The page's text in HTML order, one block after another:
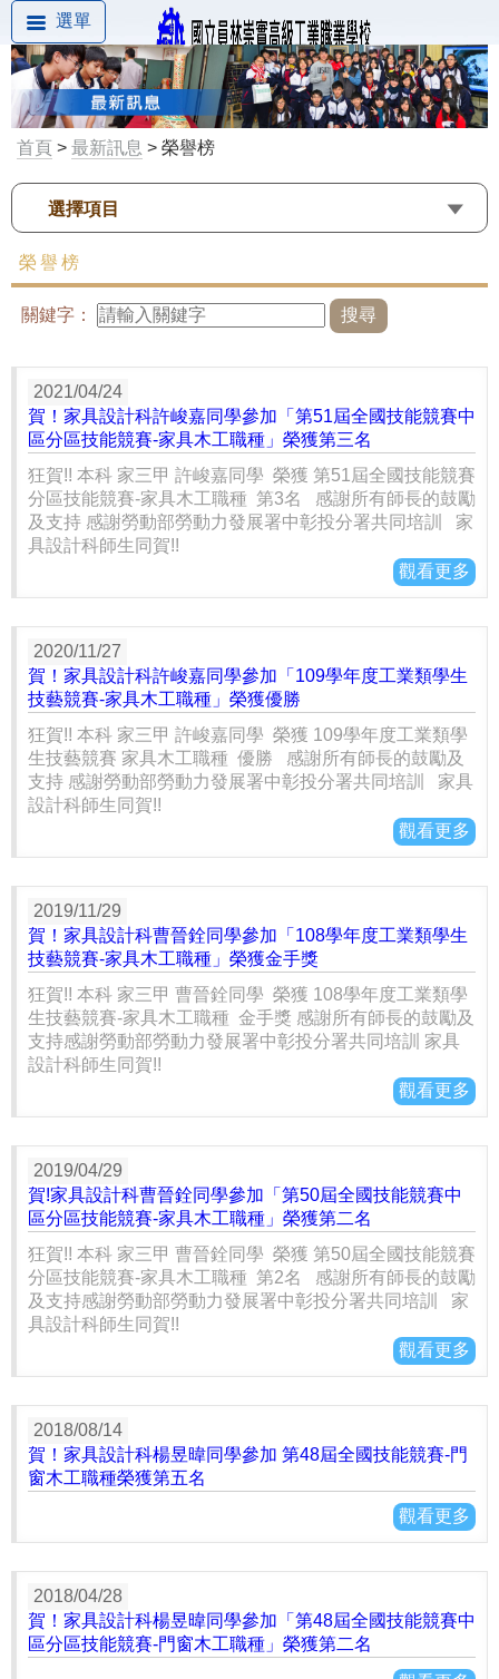
選單
首頁 > 最新訊息 > 榮譽榜
選擇項目
榮譽榜
關鍵字：
2021/04/24
賀！家具設計科許峻嘉同學參加「第51屆全國技能競賽中
區分區技能競賽-家具木工職種」榮獲第三名
狂賀!! 本科 家三甲 許峻嘉同學 榮獲 第51屆全國技能競賽
分區技能競賽-家具木工職種 第3名 感謝所有師長的鼓勵
及支持 感謝勞動部勞動力發展署中彰投分署共同培訓 家
具設計科師生同賀!!
觀看更多
2020/11/27
賀！家具設計科許峻嘉同學參加「109學年度工業類學生
技藝競賽-家具木工職種」榮獲優勝
狂賀!! 本科 家三甲 許峻嘉同學 榮獲 109學年度工業類學
生技藝競賽 家具木工職種 優勝 感謝所有師長的鼓勵及
支持 感謝勞動部勞動力發展署中彰投分署共同培訓 家具
設計科師生同賀!!
觀看更多
2019/11/29
賀！家具設計科曹晉銓同學參加「108學年度工業類學生
技藝競賽-家具木工職種」榮獲金手獎
狂賀!! 本科 家三甲 曹晉銓同學 榮獲 108學年度工業類學
生技藝競賽-家具木工職種 金手獎 感謝所有師長的鼓勵及
支持感謝勞動部勞動力發展署中彰投分署共同培訓 家具
設計科師生同賀!!
觀看更多
2019/04/29
賀!家具設計科曹晉銓同學參加「第50屆全國技能競賽中
區分區技能競賽-家具木工職種」榮獲第二名
狂賀!! 本科 家三甲 曹晉銓同學 榮獲 第50屆全國技能競賽
分區技能競賽-家具木工職種 第2名 感謝所有師長的鼓勵
及支持感謝勞動部勞動力發展署中彰投分署共同培訓 家
具設計科師生同賀!!
觀看更多
2018/08/14
賀！家具設計科楊昱暐同學參加 第48屆全國技能競賽-門
窗木工職種榮獲第五名
觀看更多
2018/04/28
賀！家具設計科楊昱暐同學參加「第48屆全國技能競賽中
區分區技能競賽-門窗木工職種」榮獲第二名